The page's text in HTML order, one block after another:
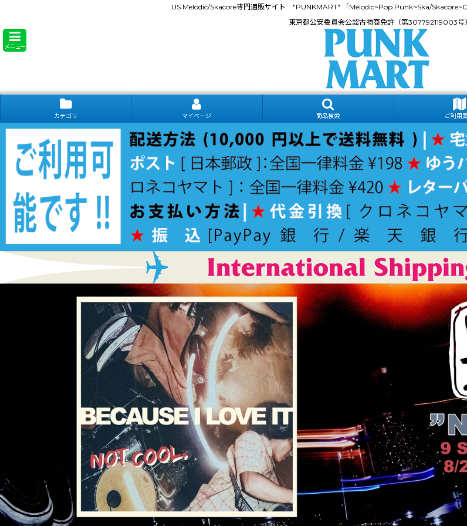
US Melodic/Skacore専門通販サイト "PUNKMART" 「Melodic~Pop Punk~Ska/
東京都公安委員会公認古物商免許（第307792119003号
メニュー
カテゴリ マイページ 商品検索 ご利用